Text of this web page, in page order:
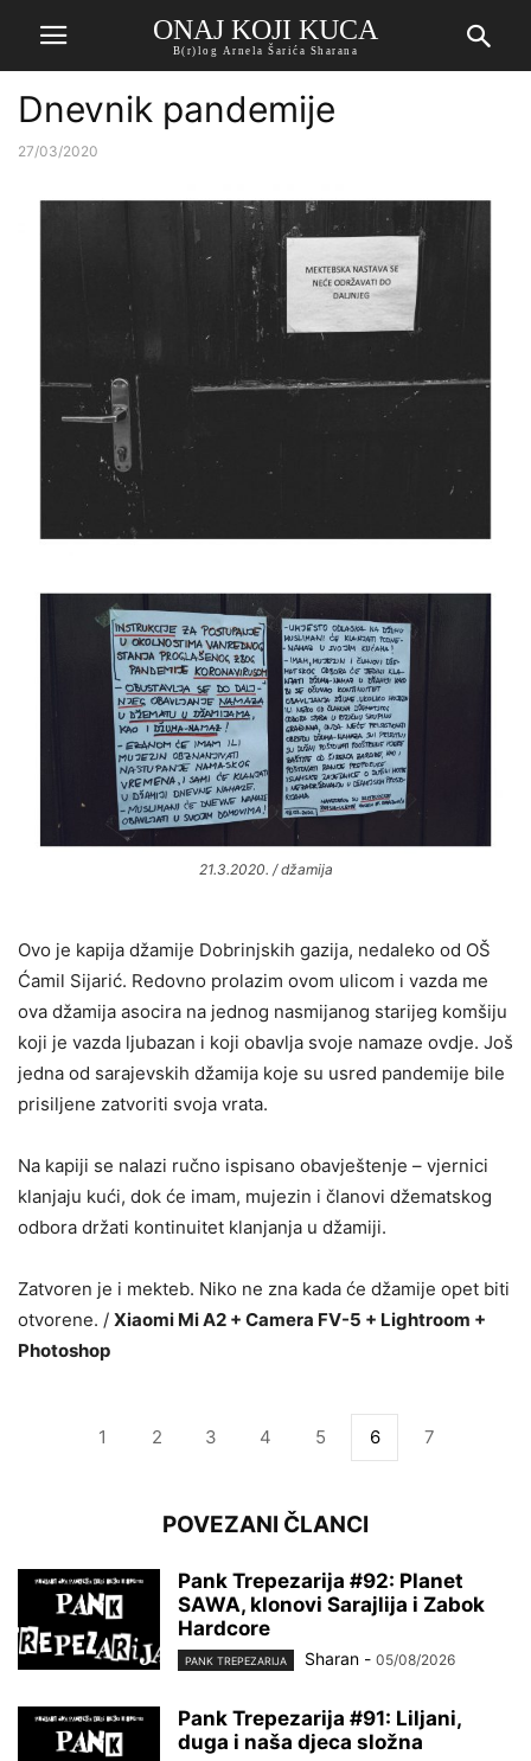
ONAJ KOJI KUCA
B(r)log Arnela Šarića Sharana
Dnevnik pandemije
27/03/2020
21.3.2020. / džamija
Ovo je kapija džamije Dobrinjskih gazija, nedaleko od OŠ
Ćamil Sijarić. Redovno prolazim ovom ulicom i vazda me
ova džamija asocira na jednog nasmijanog starijeg komšiju
koji je vazda ljubazan i koji obavlja svoje namaze ovdje. Još
jedna od sarajevskih džamija koje su usred pandemije bile
prisiljene zatvoriti svoja vrata.
Na kapiji se nalazi ručno ispisano obavještenje – vjernici
klanjaju kući, dok će imam, mujezin i članovi džematskog
odbora držati kontinuitet klanjanja u džamiji.
Zatvoren je i mekteb. Niko ne zna kada će džamije opet biti
otvorene. / Xiaomi Mi A2 + Camera FV-5 + Lightroom +
Photoshop
1 2 3 4 5 6 7
POVEZANI ČLANCI
Pank Trepezarija #92: Planet
SAWA, klonovi Sarajlija i Zabok
Hardcore
PANK TREPEZARIJA Sharan - 05/08/2026
Pank Trepezarija #91: Liljani,
duga i naša djeca složna